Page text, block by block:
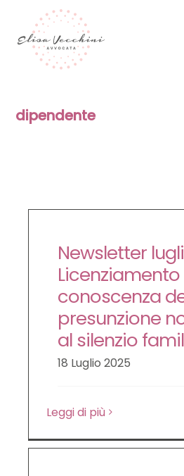
content
LE NOVITÀ DA
dipendente
Newsletter
Licenziamento
conoscenza
presunzione
al silenzio
18 Luglio 2025
Leggi di più